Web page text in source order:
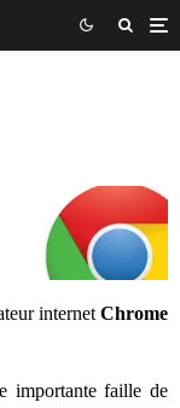
internetChrome
importante faille de